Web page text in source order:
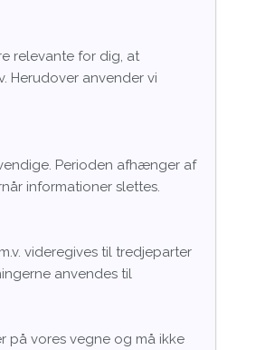
relevante for dig, at
Herudover anvender vi
Perioden afhænger af
informationer slettes.
videregives til tredjeparter
anvendes til
på vores vegne og må ikke